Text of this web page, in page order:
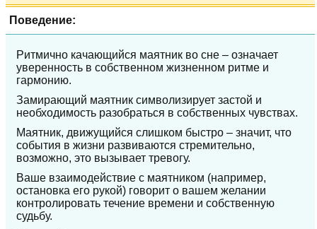
Поведение:
Ритмично качающийся маятник во сне – означает
уверенность в собственном жизненном ритме и
гармонию.
Замирающий маятник символизирует застой и
необходимость разобраться в собственных чувствах.
Маятник, движущийся слишком быстро – значит, что
события в жизни развиваются стремительно,
возможно, это вызывает тревогу.
Ваше взаимодействие с маятником (например,
остановка его рукой) говорит о вашем желании
контролировать течение времени и собственную
судьбу.